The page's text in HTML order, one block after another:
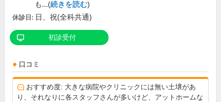
も...(続きを読む)
休診日: 日、祝(全科共通)
初診受付
口コミ
おすすめ度: 大きな病院やクリニックには無い土壌があ
り、それなりに各スタッフさんが多いけど、アットホームな